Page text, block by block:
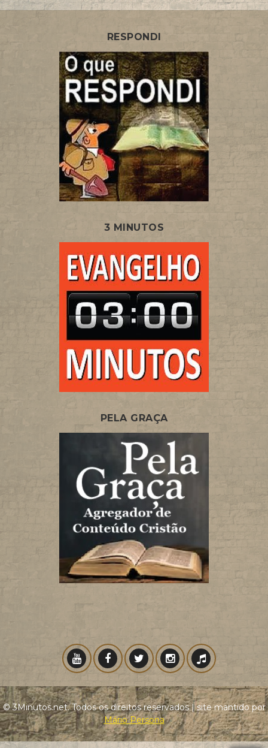
RESPONDI
3 MINUTOS
PELA GRAÇA
© 3Minutos.net. Todos os direitos reservados | site mantido por
Mário Persona